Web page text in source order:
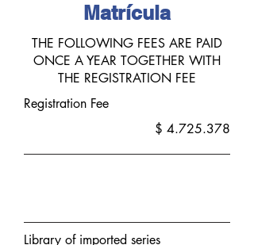
Matrícula
THE FOLLOWING FEES ARE PAID
ONCE A YEAR TOGETHER WITH
THE REGISTRATION FEE
Registration Fee
$ 4.725.378
Library of imported series